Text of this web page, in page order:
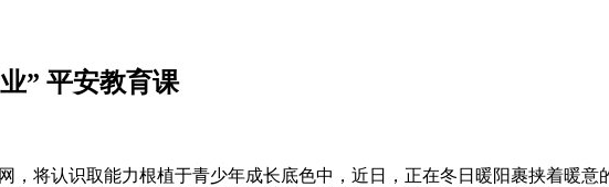
” 平安教育课
将认识取能力根植于青少年成长底色中，近日，正在冬日暖阳裹挟着暖意